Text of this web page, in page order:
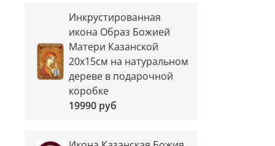
Инкрустированная
икона Образ Божией
Матери Казанской
20х15см на натуральном
дереве в подарочной
коробке
19990 руб